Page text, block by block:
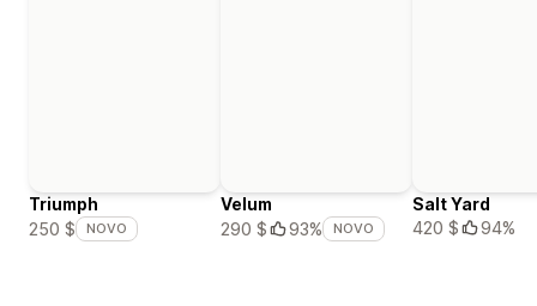
Triumph
250 $
NOVO
Velum
290 $
93% NOVO
Salt Yard
420 $
94%